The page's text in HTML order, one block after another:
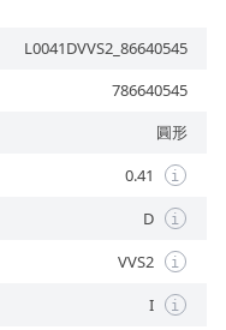
L0041DVVS2_86640545
786640545
圓形
0.41 i
D i
VVS2 i
I i